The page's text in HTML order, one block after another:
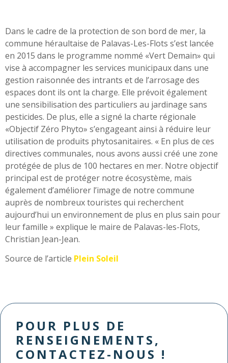
Dans le cadre de la protection de son bord de mer, la
commune héraultaise de Palavas-Les-Flots s’est lancée
en 2015 dans le programme nommé «Vert Demain» qui
vise à accompagner les services municipaux dans une
gestion raisonnée des intrants et de l’arrosage des
espaces dont ils ont la charge. Elle prévoit également
une sensibilisation des particuliers au jardinage sans
pesticides. De plus, elle a signé la charte régionale
«Objectif Zéro Phyto» s’engageant ainsi à réduire leur
utilisation de produits phytosanitaires. « En plus de ces
directives communales, nous avons aussi créé une zone
protégée de plus de 100 hectares en mer. Notre objectif
principal est de protéger notre écosystème, mais
également d’améliorer l’image de notre commune
auprès de nombreux touristes qui recherchent
aujourd’hui un environnement de plus en plus sain pour
leur famille » explique le maire de Palavas-les-Flots,
Christian Jean-Jean.
Source de l’article Plein Soleil
POUR PLUS DE
RENSEIGNEMENTS,
CONTACTEZ-NOUS !